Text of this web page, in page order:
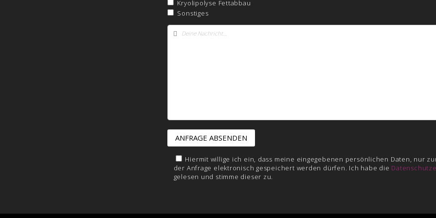
Kryolipolyse Fettabbau
Sonstiges
Hiermit willige ich ein, dass meine eingegebenen persönlichen Daten, nur
der Anfrage elektronisch gespeichert werden dürfen. Ich habe die
gelesen und stimme dieser zu.